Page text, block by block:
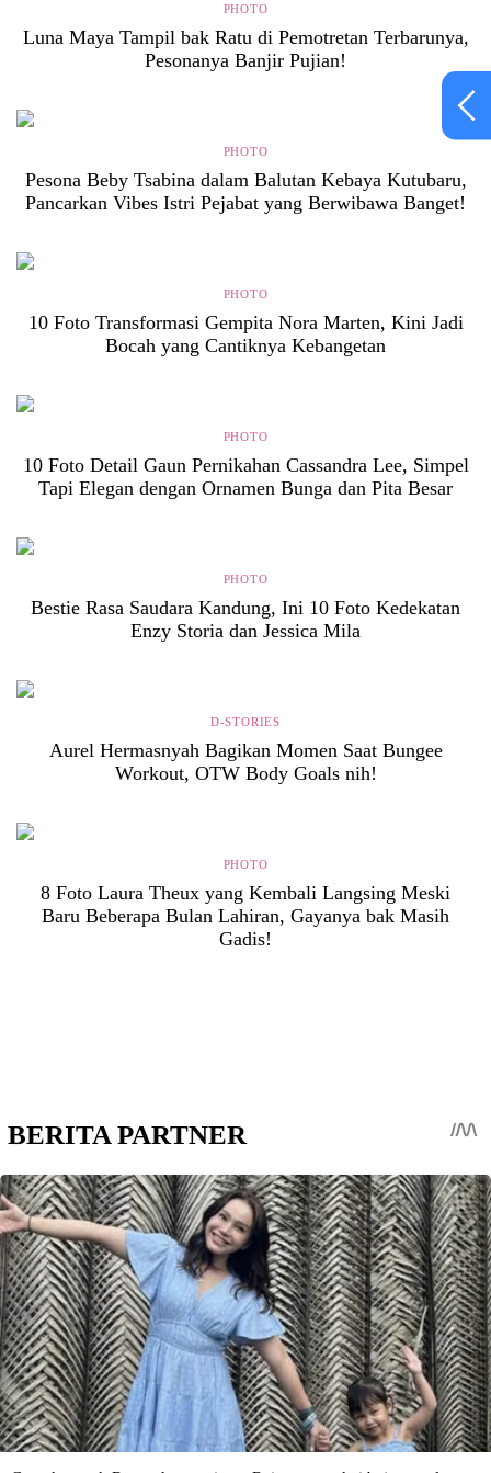
PHOTO
Luna Maya Tampil bak Ratu di Pemotretan Terbarunya,
Pesonanya Banjir Pujian!
PHOTO
Pesona Beby Tsabina dalam Balutan Kebaya Kutubaru,
Pancarkan Vibes Istri Pejabat yang Berwibawa Banget!
PHOTO
10 Foto Transformasi Gempita Nora Marten, Kini Jadi
Bocah yang Cantiknya Kebangetan
PHOTO
10 Foto Detail Gaun Pernikahan Cassandra Lee, Simpel
Tapi Elegan dengan Ornamen Bunga dan Pita Besar
PHOTO
Bestie Rasa Saudara Kandung, Ini 10 Foto Kedekatan
Enzy Storia dan Jessica Mila
D-STORIES
Aurel Hermasnyah Bagikan Momen Saat Bungee
Workout, OTW Body Goals nih!
PHOTO
8 Foto Laura Theux yang Kembali Langsing Meski
Baru Beberapa Bulan Lahiran, Gayanya bak Masih
Gadis!